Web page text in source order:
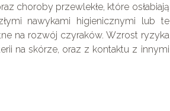
choroby przewlekłe, które osłabiają
nawykami higienicznymi lub te
na rozwój czyraków. Wzrost ryzyka
na skórze, oraz z kontaktu z innymi